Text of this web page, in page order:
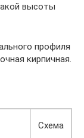
высоты
профиля
кирпичная.
Схема